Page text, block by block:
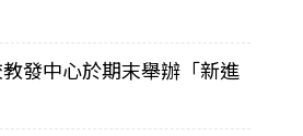
發中心於期末舉辦「新進